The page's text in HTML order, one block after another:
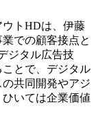
トHDは、伊藤
での顧客接点と
ジタル広告技
とで、デジタル
共同開発やアジ
いては企業価値